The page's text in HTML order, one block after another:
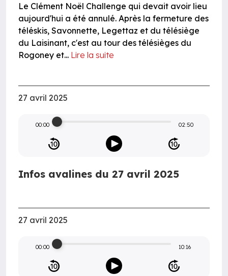
Le Clément Noël Challenge qui devait avoir lieu
aujourd'hui a été annulé. Après la fermeture des
téléskis, Savonnette, Legettaz et du télésiège
du Laisinant, c'est au tour des télésièges du
Rogoney et... Lire la suite
27 avril 2025
00:00 02:50
Infos avalines du 27 avril 2025
27 avril 2025
00:00 10:16